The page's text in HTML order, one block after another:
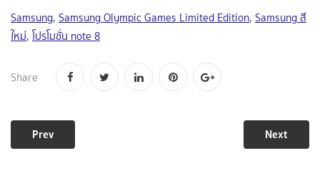
Samsung, Samsung Olympic Games Limited Edition, Samsung สี
ใหม่, โปรโมชั่น note 8
Share
Prev Next